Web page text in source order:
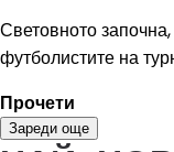
Световното
футболистите на
Прочети
Зареди още